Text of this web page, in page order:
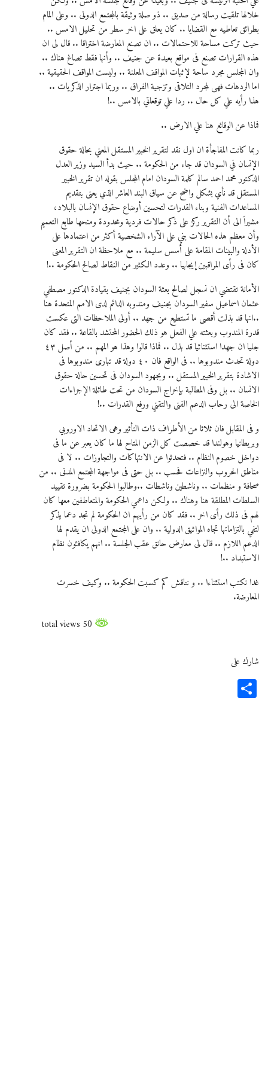
خلالها تلقيت رسالة من صديق .. ذو صلة وثيقة بالمجتمع الدولى .. وعلى المام
بطرائق تعاطيه مع القضايا .. كان يعلق على اخر سطر من تحليل الامس ..
حيث تركت مساحة للاحتمالات .. ان تصنع المعارضة اختراقا .. قال لى ان
هذه القرارات تصنع فى مواقع بعيدة عن جنيف .. وأنها فقط تصاغ هناك ..
وان المجلس مجرد ساحة لإثبات المواقف المعلنة .. وليست المواقف الحقيقية ..
اما الردهات فهى لمجرد التلاقى وتزجية الفراق .. وربما اجترار الذكريات ..
هذا رأيه علي كل حال .. ردا علي توقعاتي بالامس ..!
فماذا عن الوقائع هنا علي الارض ..
ربما كانت المفاجأة ان اول نقد لتقرير الخبير المستقل المعني بحالة حقوق
الإنسان في السودان قد جاء من الحكومة .. حيث بدأ السيد وزير العدل
الدكتور محمد احمد سالم كلمة السودان امام المجلس بقوله ان تقرير الخبير
المستقل قد نأي بشكل واضح عن سياق البند العاشر الذي يعنى بتقديم
المساعدات الفنية وبناء القدرات لتحسين أوضاع حقوق الإنسان بالبلاد،
مشيراَ الى أن التقرير ركز على ذكر حالات فردية ومحدودة ومنحها طابع التعميم
وأن معظم هذه الحالات بني على الآراء الشخصية أكثر من اعتمادها على
الأدلة والبينات المقامة على أسس سليمة .. مع ملاحظة ان التقرير المعنى
كان فى رأى المراقبين إيجابيا .. وعدد الكثير من النقاط لصالح الحكومة ..!
الأمانة تقتضي ان نسجل لصالح بعثة السودان بجنيف بقيادة الدكتور مصطفي
عثمان اسماعيل سفير السودان بجنيف ومندوبه الدائم لدى الامم المتحدة هنا
..انها قد بذلت أقصى ما تستطيع من جهد .. أولى الملاحظات التى عكست
قدرة المندوب وبعثته علي الفعل هو ذلك الحضور المحتشد بالقاعة .. فقد كان
جليا ان جهدا استثنائيا قد بذل .. فماذا قالوا وهذا هو المهم .. من أصل ٤٣
دولة تحدث مندوبوها .. فى الواقع فان ٤٠ دولة قد تبارى مندوبوها فى
الاشادة بتقرير الخبير المستقل .. وبجهود السودان فى تحسين حالة حقوق
الانسان .. بل وفى المطالبة بإخراج السودان من تحت طائلة الإجراءات
الخاصة الى رحاب الدعم الفنى والتقني ورفع القدرات ..!
و فى المقابل فان ثلاثا من الأطراف ذات التأثير وهى الاتحاد الاوروبي
وبريطانيا وهولندا قد خصصت كل الزمن المتاح لها ما كان يعبر عن ما فى
دواخل خصوم النظام .. فتحدثوا عن الانتهاكات والتجاوزات .. لا فى
مناطق الحروب والنزاعات فحسب .. بل حتى فى مواجهة المجتمع المدنى .. من
صحافة و منظمات .. وناشطين وناشطات ..وطالبوا الحكومة بضرورة تقييد
السلطات المطلقة هنا وهناك .. ولكن داعمي الحكومة والمتعاطفين معها كان
لهم فى ذلك رأى اخر .. فقد كان من رأيهم ان الحكومة لم تجد دعما يذكر
لتفي بالتزاماتها تجاه المواثيق الدولية .. وان على المجتمع الدولى ان يقدم لها
الدعم اللازم .. قال لى معارض حانق عقب الجلسة .. انهم يكافئون نظام
الاستبداد ..!
غدا نكتب استثناءا .. و نناقش كم كسبت الحكومة .. وكيف خسرت
المعارضة.
شارك على